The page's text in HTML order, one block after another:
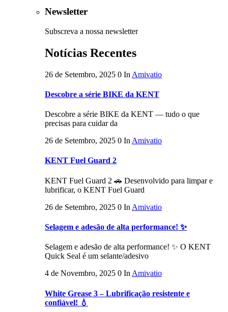
Newsletter
Subscreva a nossa newsletter
Notícias Recentes
26 de Setembro, 2025 0 In Amivatio
Descobre a série BIKE da KENT
Descobre a série BIKE da KENT — tudo o que
precisas para cuidar da
26 de Setembro, 2025 0 In Amivatio
KENT Fuel Guard 2
KENT Fuel Guard 2 🚗 Desenvolvido para limpar e
lubrificar, o KENT Fuel Guard
26 de Setembro, 2025 0 In Amivatio
Selagem e adesão de alta performance! ✨
Selagem e adesão de alta performance! ✨ O KENT
Quick Seal é um selante/adesivo
4 de Novembro, 2025 0 In Amivatio
White Grease 3 – Lubrificação resistente e
confiável! 💧